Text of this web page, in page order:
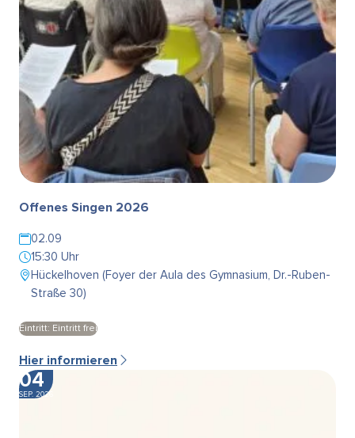
Offenes Singen 2026
02.09
15:30 Uhr
Hückelhoven (Foyer der Aula des Gymnasium, Dr.-Ruben-
Straße 30)
Eintritt: Eintritt frei
Hier informieren
04
SEP. 2026